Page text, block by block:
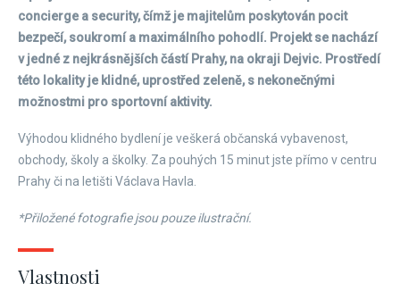
concierge a security, čímž je majitelům poskytován pocit
bezpečí, soukromí a maximálního pohodlí. Projekt se nachází
v jedné z nejkrásnějších částí Prahy, na okraji Dejvic. Prostředí
této lokality je klidné, uprostřed zeleně, s nekonečnými
možnostmi pro sportovní aktivity.
Výhodou klidného bydlení je veškerá občanská vybavenost,
obchody, školy a školky. Za pouhých 15 minut jste přímo v centru
Prahy či na letišti Václava Havla.
*Přiložené fotografie jsou pouze ilustrační.
Vlastnosti